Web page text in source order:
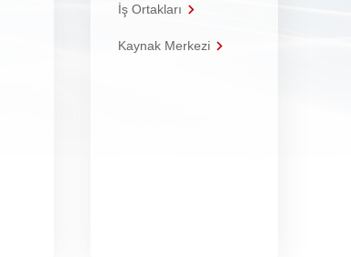
İş Ortakları
Kaynak Merkezi